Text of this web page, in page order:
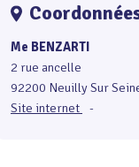
Me BENZARTI
2 rue ancelle
92200 Neuilly Sur
Site internet
-